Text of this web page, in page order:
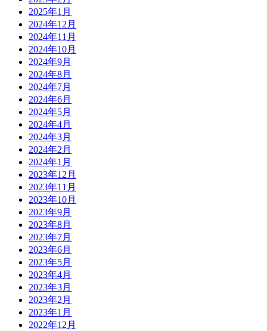
2025年1月
2024年12月
2024年11月
2024年10月
2024年9月
2024年8月
2024年7月
2024年6月
2024年5月
2024年4月
2024年3月
2024年2月
2024年1月
2023年12月
2023年11月
2023年10月
2023年9月
2023年8月
2023年7月
2023年6月
2023年5月
2023年4月
2023年3月
2023年2月
2023年1月
2022年12月